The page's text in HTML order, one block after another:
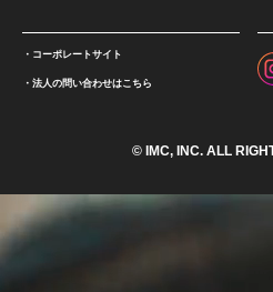
コーポレートサイト
法人の問い合わせはこちら
© IMC, INC. ALL